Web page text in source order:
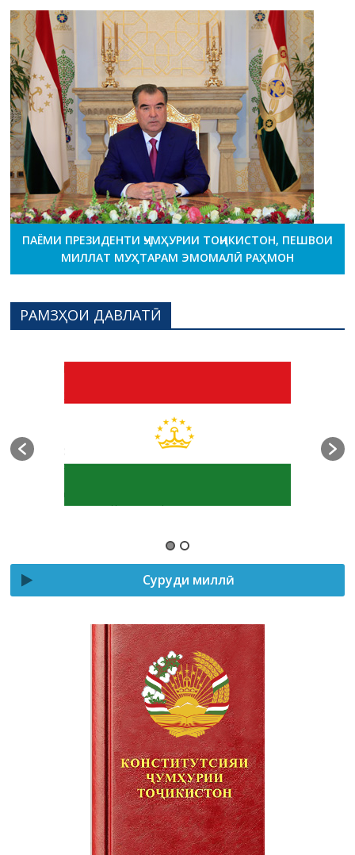
ПАЁМИ ПРЕЗИДЕНТИ ҶУМҲУРИИ ТОҶИКИСТОН, ПЕШВОИ
МИЛЛАТ МУҲТАРАМ ЭМОМАЛӢ РАҲМОН
РАМЗҲОИ ДАВЛАТӢ
Суруди миллӣ